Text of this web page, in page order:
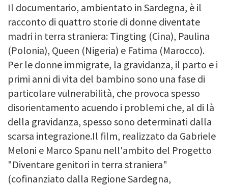
Il documentario, ambientato in Sardegna, è il
racconto di quattro storie di donne diventate
madri in terra straniera: Tingting (Cina), Paulina
(Polonia), Queen (Nigeria) e Fatima (Marocco).
Per le donne immigrate, la gravidanza, il parto e i
primi anni di vita del bambino sono una fase di
particolare vulnerabilità, che provoca spesso
disorientamento acuendo i problemi che, al di là
della gravidanza, spesso sono determinati dalla
scarsa integrazione.Il film, realizzato da Gabriele
Meloni e Marco Spanu nell'ambito del Progetto
"Diventare genitori in terra straniera"
(cofinanziato dalla Regione Sardegna,